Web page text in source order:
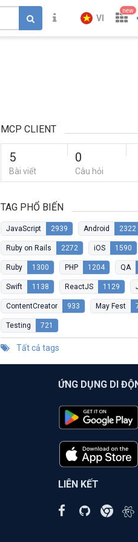
VI
new
MCP CLIENT
5
Bài viết
0
Câu hỏi
TAG PHỔ BIẾN
JavaScript 2939 Android 2322
Ruby on Rails 2272 iOS 1590
Ruby 1300 PHP 1204 QA
Swift 1138 ReactJS 1129
ContentCreator 933 May Fest
Testing 721
Tất cả tags
ỨNG DỤNG DI
LIÊN KẾT